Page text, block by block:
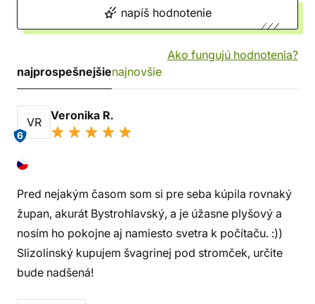
napíš hodnotenie
Ako fungujú hodnotenia?
najprospešnejšienajnovšie
VR
6
Veronika R.
Pred nejakým časom som si pre seba kúpila rovnaký
župan, akurát Bystrohlavský, a je úžasne plyšový a
nosím ho pokojne aj namiesto svetra k počítaču. :))
Slizolinský kupujem švagrinej pod stromček, určite
bude nadšená!